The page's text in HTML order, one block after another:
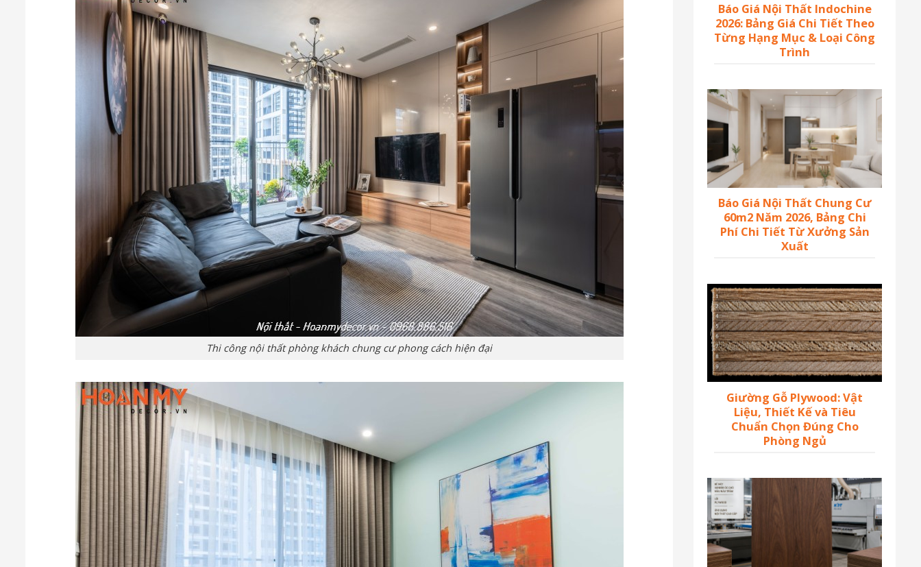
Thi công nội thất phòng khách chung cư phong cách hiện đại
Báo Giá Nội Thất Indochine
2026: Bảng Giá Chi Tiết Theo
Từng Hạng Mục & Loại Công
Trình
Báo Giá Nội Thất Chung Cư
60m2 Năm 2026, Bảng Chi
Phí Chi Tiết Từ Xưởng Sản
Xuất
Giường Gỗ Plywood: Vật
Liệu, Thiết Kế và Tiêu
Chuẩn Chọn Đúng Cho
Phòng Ngủ